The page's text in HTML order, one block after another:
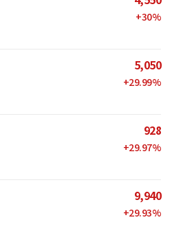
+30%
5,050
+29.99%
928
+29.97%
9,940
+29.93%